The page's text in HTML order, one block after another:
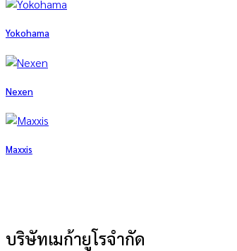
Yokohama
Nexen
Maxxis
บริษัทเมก้ายูโรจำกัด